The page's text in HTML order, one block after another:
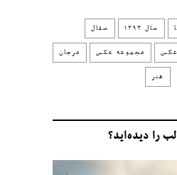
سال ۱۳۹۳ سفال
عکس مجموعه عکس مرجان
هنر
را دیده‌اید؟